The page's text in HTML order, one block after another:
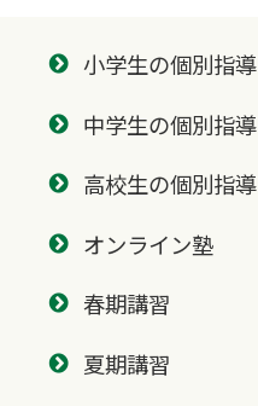
小学生の個別指導
中学生の個別指導
高校生の個別指導
オンライン塾
春期講習
夏期講習